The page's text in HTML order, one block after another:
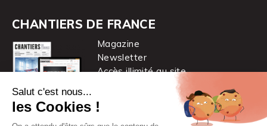
CHANTIERS DE FRANCE
Magazine
Newsletter
Accès illimité au site